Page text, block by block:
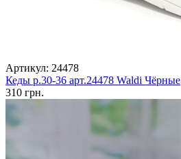
Артикул: 24478
Кеды р.30-36 арт.24478 Waldi Чёрные
310 грн.